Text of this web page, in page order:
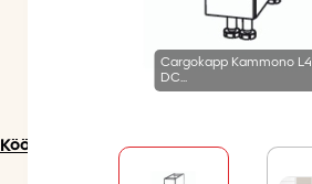
Köögimööbel
Cargokapp Kammono L4
DC...